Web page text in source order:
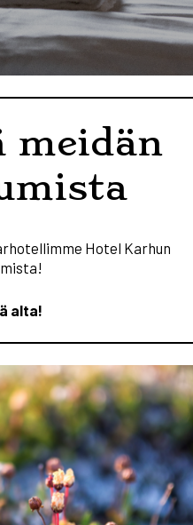
meidän
Hotel Karhun
alta!